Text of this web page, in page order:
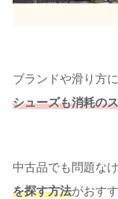
ブランドや滑り方
シューズも消耗の
中古品でも問題なけ
を探す方法がおす